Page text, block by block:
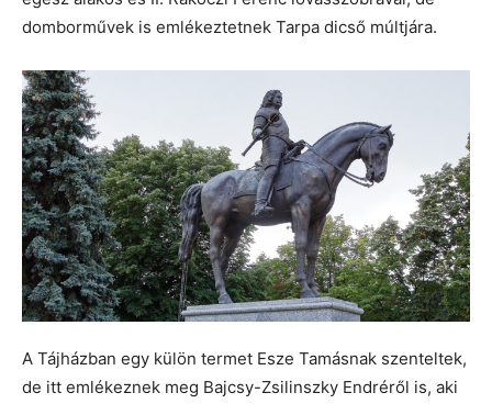
domborművek is emlékeztetnek Tarpa dicső múltjára.
A Tájházban egy külön termet Esze Tamásnak szenteltek,
de itt emlékeznek meg Bajcsy-Zsilinszky Endréről is, aki